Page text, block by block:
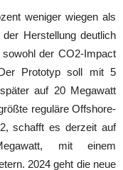
weniger wiegen als
Herstellung deutlich
der CO2-Impact
Prototyp soll mit 5
auf 20 Megawatt
reguläre Offshore-
schafft es derzeit auf
mit einem
2024 geht die neue